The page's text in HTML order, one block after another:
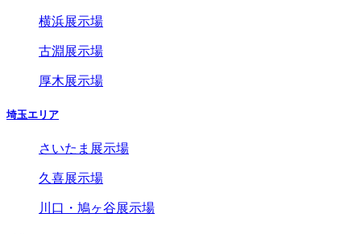
横浜展示場
古淵展示場
厚木展示場
埼玉エリア
さいたま展示場
久喜展示場
川口・鳩ヶ谷展示場